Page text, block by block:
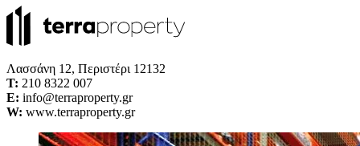
Λασσάνη 12, Περιστέρι 12132
Τ: 210 8322 007
E: info@terraproperty.gr
W: www.terraproperty.gr